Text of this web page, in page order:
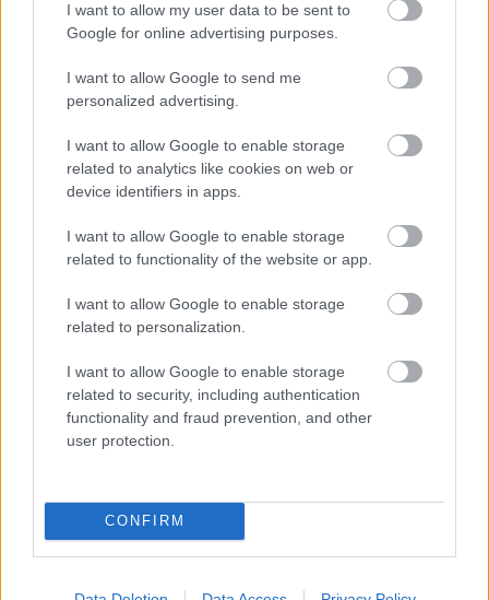
I want to allow my user data to be sent to
Google for online advertising purposes.
I want to allow Google to send me
personalized advertising.
I want to allow Google to enable storage
related to analytics like cookies on web or
device identifiers in apps.
I want to allow Google to enable storage
related to functionality of the website or app.
I want to allow Google to enable storage
related to personalization.
I want to allow Google to enable storage
related to security, including authentication
functionality and fraud prevention, and other
user protection.
CONFIRM
Amerikai versenysorozatban
köthet ki Max Verstappen
FORMA-1
Adrian Newey tiszta vizet öntött a
pohárba Fernando Alonso jövőjéről
A Ferrari olyan útra lépett amely
évekre meghatározhatja a sikerét
Albon a hátsó egyenesben használta ki a
szélárnyékot, mielőtt „belülre vetődött a sikánnál”,
felvétel azóta is rendszeresen felbukkan a sportág
legjobb előzéseit összegző válogatásokban.